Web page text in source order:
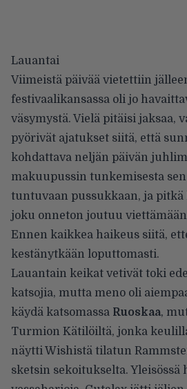
Lauantai
Viimeistä päivää vietettiin
festivaalikansassa oli jo
väsymystä. Vielä pitäisi jaksaa,
pyörivät ajatukset siitä, että
kohdattava neljän päivän
makuupussin tunkemisesta
tuntuvaan pussukkaan, ja
joku onneton joutuu
Ennen kaikkea haikeus siitä,
kestänytkään loputtomasti.
Lauantain keikat vetivät toki
katsojia, mutta meno oli
käydä katsomassa Ruoskaa,
Turmion Kätilöiltä, jonka
näytti Wishistä tilatun
sketsin sekoitukselta. Yleisössä